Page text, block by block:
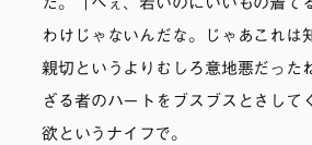
た。「へぇ、若いのにいいもの着て
わけじゃないんだな。じゃあこれは
親切というよりむしろ意地悪だった
ざる者のハートをブスブスとさして
欲というナイフで。